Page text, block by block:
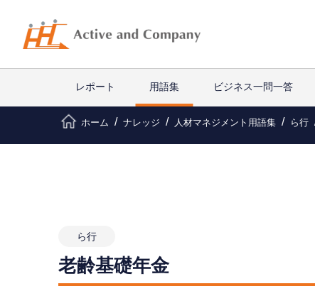
レポート 用語集 ビジネス一問一答
ホーム ナレッジ 人材マネジメント用語集 ら行
ら行
老齢基礎年金